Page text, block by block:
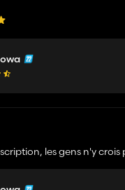
les gens n'y crois